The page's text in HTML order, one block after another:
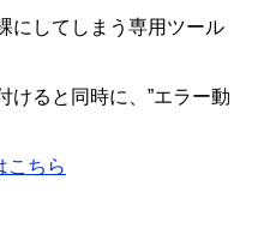
にしてしまう専用ツール
けると同時に、”エラー動
こちら